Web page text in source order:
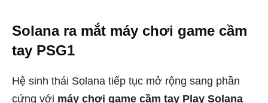
Solana ra mắt máy chơi game cầm
tay PSG1
Hệ sinh thái Solana tiếp tục mở rộng sang phần
cứng với máy chơi game cầm tay Play Solana